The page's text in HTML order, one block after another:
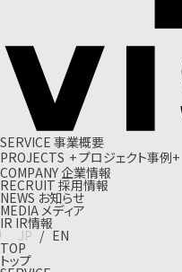
SERVICE 事業概要
PROJECTS +プロジェクト事例+
COMPANY企業情報
RECRUIT 採用情報
NEWS お知らせ
MEDIA メディア
IR IR情報
JP / EN
TOP
トップ